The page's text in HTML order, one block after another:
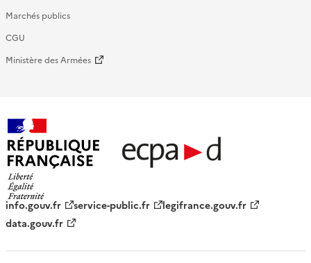
Marchés publics
CGU
Ministère des Armées
française - ECPAD
info.gouv.fr service-public.fr
legifrance.gouv.fr
data.gouv.fr